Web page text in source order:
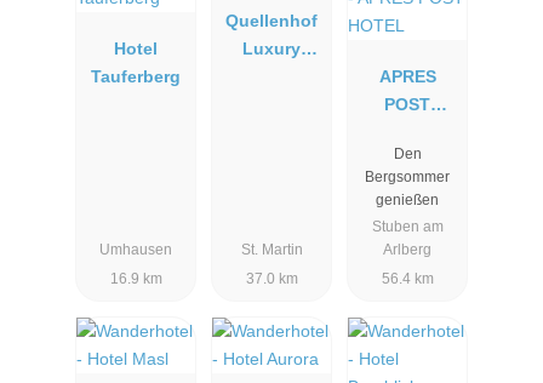
Hotel
Tauferberg
Umhausen
16.9 km
Quellenhof
Luxury
St. Martin
37.0 km
APRES
POST
Den
Bergsommer
genießen
Stuben am
Arlberg
56.4 km